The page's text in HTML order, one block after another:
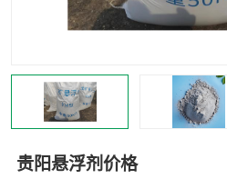
贵阳悬浮剂价格